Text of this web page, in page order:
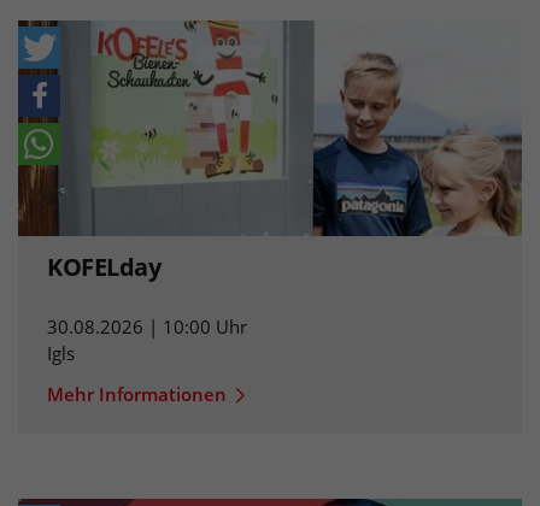
KOFELday
30.08.2026 | 10:00 Uhr
Igls
Mehr Informationen